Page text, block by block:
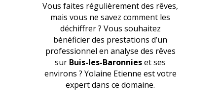
Vous faites régulièrement des rêves,
mais vous ne savez comment les
déchiffrer ? Vous souhaitez
bénéficier des prestations d’un
professionnel en analyse des rêves
sur Buis-les-Baronnieset ses
environs ? Yolaine Etienne est votre
expert dans ce domaine.